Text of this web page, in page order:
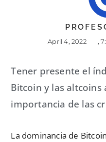
April 4, 2022
Tener presente el
Bitcoin y las altcoins
importancia de las
La dominancia de